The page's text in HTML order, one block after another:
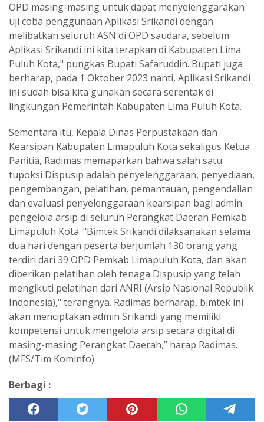
OPD masing-masing untuk dapat menyelenggarakan
uji coba penggunaan Aplikasi Srikandi dengan
melibatkan seluruh ASN di OPD saudara, sebelum
Aplikasi Srikandi ini kita terapkan di Kabupaten Lima
Puluh Kota," pungkas Bupati Safaruddin. Bupati juga
berharap, pada 1 Oktober 2023 nanti, Aplikasi Srikandi
ini sudah bisa kita gunakan secara serentak di
lingkungan Pemerintah Kabupaten Lima Puluh Kota.
Sementara itu, Kepala Dinas Perpustakaan dan
Kearsipan Kabupaten Limapuluh Kota sekaligus Ketua
Panitia, Radimas memaparkan bahwa salah satu
tupoksi Dispusip adalah penyelenggaraan, penyediaan,
pengembangan, pelatihan, pemantauan, pengendalian
dan evaluasi penyelenggaraan kearsipan bagi admin
pengelola arsip di seluruh Perangkat Daerah Pemkab
Limapuluh Kota. "Bimtek Srikandi dilaksanakan selama
dua hari dengan peserta berjumlah 130 orang yang
terdiri dari 39 OPD Pemkab Limapuluh Kota, dan akan
diberikan pelatihan oleh tenaga Dispusip yang telah
mengikuti pelatihan dari ANRI (Arsip Nasional Republik
Indonesia)," terangnya. Radimas berharap, bimtek ini
akan menciptakan admin Srikandi yang memiliki
kompetensi untuk mengelola arsip secara digital di
masing-masing Perangkat Daerah,” harap Radimas.
(MFS/Tim Kominfo)
Berbagi :